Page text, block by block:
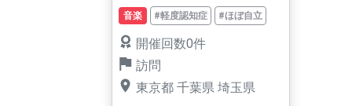
音楽 #軽度認知症 #ほぼ自立
開催回数0件
訪問
東京都 千葉県 埼玉県